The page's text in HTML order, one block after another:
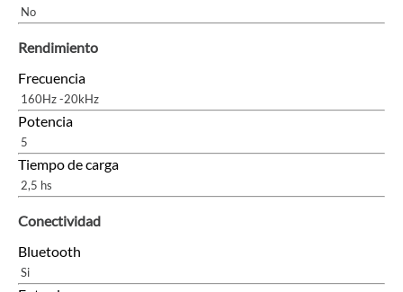
No
Rendimiento
Frecuencia
160Hz -20kHz
Potencia
5
Tiempo de carga
2,5 hs
Conectividad
Bluetooth
Si